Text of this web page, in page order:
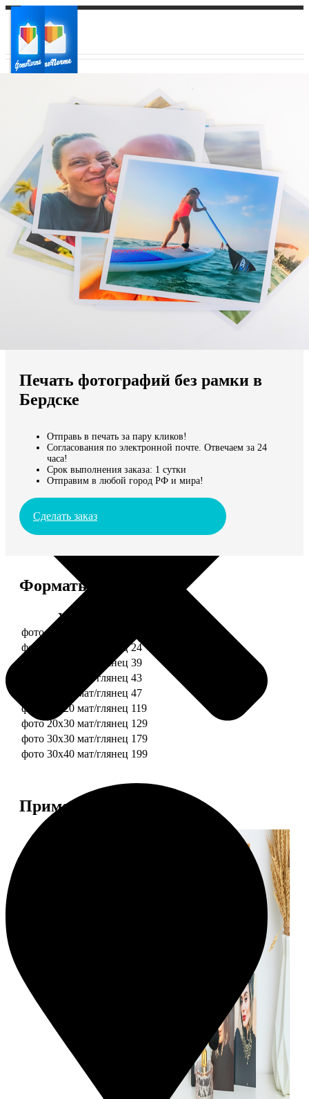
Ваш регион доставки
Выберите из списка:
Мы доставляем по всему миру
Продолжить без города
Печать фотографий без рамки в
Бердске
Отправь в печать за пару кликов!
Согласования по электронной почте. Отвечаем за 24
часа!
Срок выполнения заказа: 1 сутки
Отправим в любой город РФ и мира!
Сделать заказ
Форматы и цены
Услуга
фото 10х10 мат/глянец
фото 10х15 мат/глянец 24
фото 13х18 мат/глянец 39
фото 15х15 мат/глянец 43
фото 15х20 мат/глянец 47
фото 20х20 мат/глянец 119
фото 20х30 мат/глянец 129
фото 30х30 мат/глянец 179
фото 30х40 мат/глянец 199
Примеры работ